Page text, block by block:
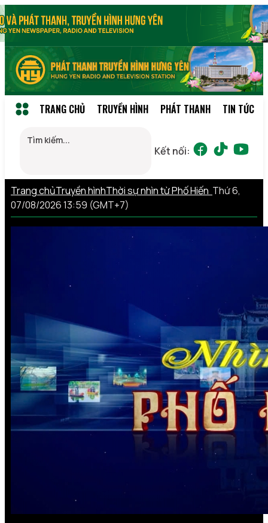
TRANG CHỦ TRUYỀN HÌNH PHÁT THANH TIN TỨC
Kết nối:
Trang chủTruyền hìnhThời sự nhìn từ Phố Hiến Thứ 6,
07/08/2026 13:59 (GMT+7)